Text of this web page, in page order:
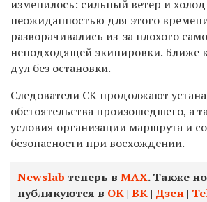
изменилось: сильный ветер и холод
неожиданностью для этого
разворачивались из-за плохого
неподходящей экипировки. Ближе
дул без остановки.
Следователи СК продолжают
обстоятельства произошедшего, а
условия организации маршрута и
безопасности при восхождении.
Newslab теперь в МАХ. Также
публикуются в ОК| ВК| Дзен|